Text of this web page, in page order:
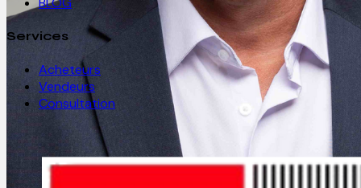
Services
Acheteurs
Vendeurs
Consultation